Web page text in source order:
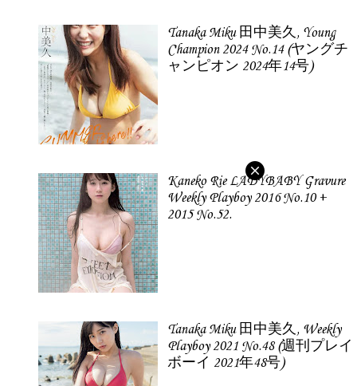
Tanaka Miku 田中美久, Young
Champion 2024 No.14 (ヤングチ
ャンピオン 2024年14号)
Kaneko Rie LADYBABY Gravure
Weekly Playboy 2016 No.10 +
2015 No.52.
Tanaka Miku 田中美久, Weekly
Playboy 2021 No.48 (週刊プレイ
ボーイ 2021年48号)